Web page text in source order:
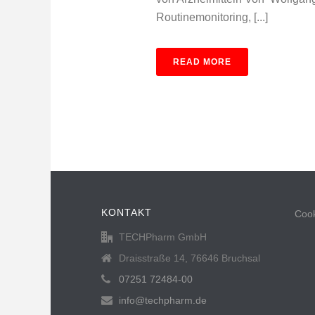
Routinemonitoring, [...]
READ MORE
KONTAKT
TECHPharm GmbH
Draisstraße 14, 76646 Bruchsal
07251 72484-00
info@techpharm.de